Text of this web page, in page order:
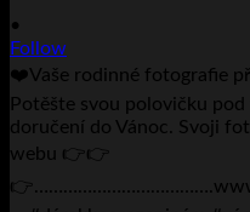
•
Follow
❤️Vaše rodinné fotografie
Potěšte svou polovičku
doručení do Vánoc. Svoji
webu 👉👉